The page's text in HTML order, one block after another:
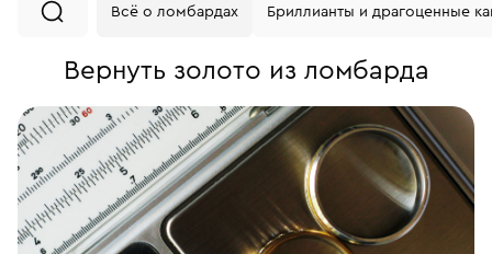
Вернуть золото из ломбарда
Бриллианты и драгоценные
Всё о ломбардах